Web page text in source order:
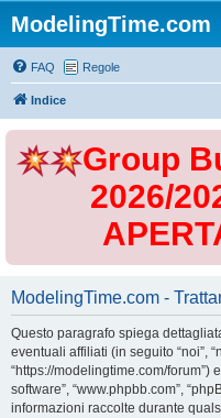
ModelingTime.com
FAQ Regole
Indice
Group
2026/
ModelingTime.com -
Questo paragrafo spiega
eventuali affiliati (in seguito “noi”,
“https://modelingtime.com/forum”)
software”, “www.phpbb.com”,
informazioni raccolte durante